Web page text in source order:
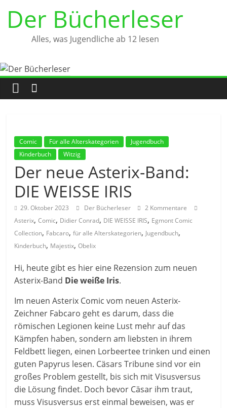
Inhalt
springen
Der Bücherleser
Alles, was Jugendliche ab 12 lesen
Comic Für alle Alterskategorien
Jugendbuch
Kinderbuch
Witzig
Der neue Asterix-Band:
DIE WEISSE IRIS
29. Oktober 2023 Der Bücherleser
2 Kommentare
Asterix,Comic, Didier Conrad, DIE WEISSE IRIS, Egmont Comic
Collection, Fabcaro,für alle Alterskategorien, Jugendbuch,
Kinderbuch, Majestix,Obelix
Hi, heute gibt es hier eine Rezension zum neuen
Asterix-Band Die weiße Iris.
Im neuen Asterix Comic vom neuen Asterix-
Zeichner Fabcaro geht es darum, dass die
römischen Legionen keine Lust mehr auf das
Kämpfen haben, sondern am liebsten in ihrem
Feldbett liegen, einen Lorbeertee trinken und einen
guten Papyrus lesen. Cäsars Tribune sind vor ein
großes Problem gestellt, bis sich mit Visusversus
die Lösung findet. Doch bevor Cäsar ihm traut,
muss Visusversus erst einmal beweisen, was er